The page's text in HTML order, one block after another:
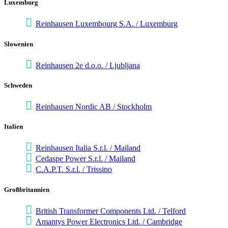
Luxem­burg
Rein­hausen Luxem­bourg S.A. / Luxem­burg
Slowe­nien
Rein­hausen 2e d.o.o. / Ljubljana
Schweden
Rein­hausen Nordic AB / Stock­holm
Italien
Rein­hausen Italia S.r.l. / Mailand
Cedaspe Power S.r.l. / Mailand
C.A.P.T. S.r.l. / Tris­sino
Groß­bri­tan­nien
British Trans­former Compon­ents Ltd. / Telford
Amantys Power Elec­tro­nics Ltd. / Cambridge